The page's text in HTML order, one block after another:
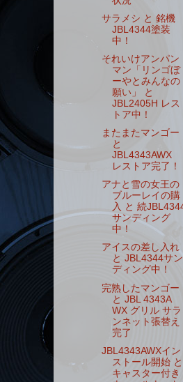
サラメシ と 銘機
JBL4344塗装
中！
それいけアンパン
マン「リンゴぼ
ーやとみんなの
願い」 と
JBL2405H レス
トア中！
またまたマンゴー
と
JBL4343AWX
レストア完了！
アナと雪の女王の
ブルーレイの購
入 と 続
サンディング
中！
アイスの差し入れ
と JBL4344サン
ディング中！
完熟したマンゴー
と JBL 4343A
WX グリル サラ
ンネット張替え
完了
JBL4343AWXイン
ストール開始 と
キャスター付き